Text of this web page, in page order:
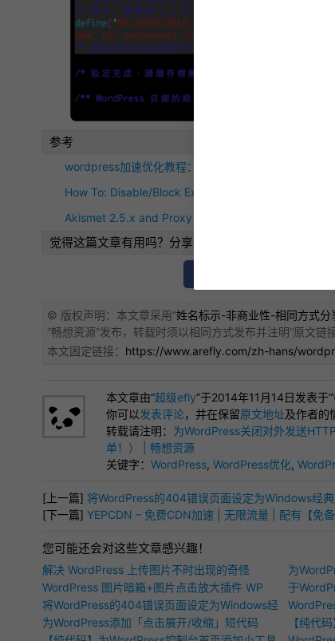
参考
wordpress加速优化教程：关闭wordpress站内搜索功
How To: Disable/Block External HTTP Requests In
Akismet 2.5.x and Proxy
觉得这篇文章有用吗？分享一下让更多人受益吧！
© 版权声明：本文章采用“姓名标示-非商业性-相同方式分
“畅想资源”发布，转载时须以相同方式发布并注明“原文链
本文固定链接： https://www.arefly.com/zh-hans/
本文章由“超级efly”于2014年11月14日发表于“
你可以 发表评论，并在保留原文地址及作者的
转载请注明： 为WordPress关闭对外发送
单！） | 畅想资源
关键字： WordPress, WordPress优化,
[上一篇] 将WordPress的404错误页面设定为Windows经
[下一篇] YEPCDN – 免费CDN加速 | 无限流量 | 配有【免
您可能还会对这些文章感兴趣！
解决 WordPress 上传图片不时出现的奇怪
「HTTP错误」问题
为
显示随
WordPress 图片暗箱+图片点击放大插件 WP
FancyZoom 介绍
于
将WordPress的404错误页面设定为Windows经
典蓝白当机画面
为WordPress添加「点击展开/收缩」短代码
【纯代